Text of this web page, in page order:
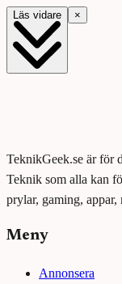
Läs vidare ×
TeknikGeek.se är för
Teknik som alla kan
prylar, gaming,
Meny
Annonsera